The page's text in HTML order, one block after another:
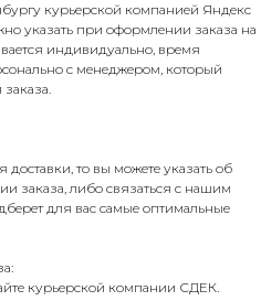
курьерской компанией Яндекс
указать при оформлении заказа на
индивидуально, время
с менеджером, который
то вы можете указать об
заказа, либо связаться с нашим
для вас самые оптимальные
курьерской компании СДЕК.